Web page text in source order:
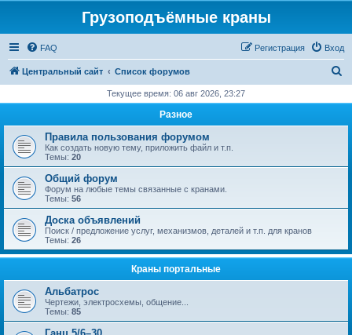
Грузоподъёмные краны
FAQ Вход
Регистрация
Центральный сайт Список форумов
с
Текущее время: 06 авг 2026, 23:27
Разное
Правила пользования форумом
Как создать новую тему, приложить файл и т.п.
Темы: 20
Общий форум
Форум на любые темы связанные с кранами.
Темы: 56
Доска объявлений
Поиск / предложение услуг, механизмов, деталей и т.п. для кранов
Темы: 26
Краны портальные
Альбатрос
Чертежи, электросхемы, общение...
Темы: 85